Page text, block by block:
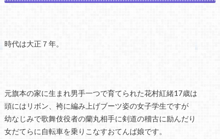
時代は大正７年。
元旗本の家に生まれ男手一つで育てられた花村紅緒17歳は
頭にはリボン、袴に編み上げブーツ姿の女子学生ですが
幼なじみで歌舞伎役者の蘭丸相手に剣道の稽古に励んだり
女だてらに自転車を乗りこなすおてんば娘です。